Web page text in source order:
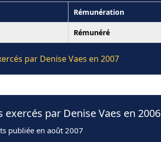
Rémunération
Rémunéré
par Denise Vaes en 2007
par Denise Vaes en 2006
publiée en août 2007